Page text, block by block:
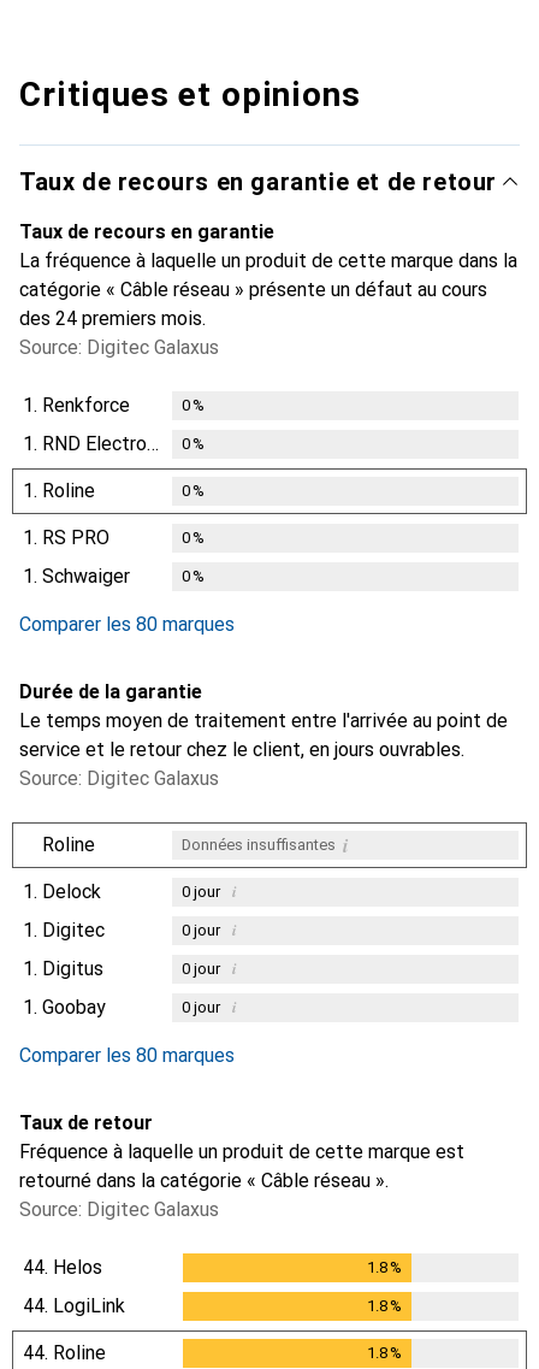
Critiques et opinions
Taux de recours en garantie et de retour
Taux de recours en garantie
La fréquence à laquelle un produit de cette marque dans la
catégorie « Câble réseau » présente un défaut au cours
des 24 premiers mois.
Source: Digitec Galaxus
1. Renkforce 0%
1. RND Electronics 0%
1. Roline 0%
1. RS PRO 0%
1. Schwaiger 0%
Comparer les 80 marques
Durée de la garantie
Le temps moyen de traitement entre l'arrivée au point de
service et le retour chez le client, en jours ouvrables.
Source: Digitec Galaxus
Roline Données insuffisantes i
1. Delock 0jour i
1. Digitec 0jour i
1. Digitus 0jour i
1. Goobay 0jour i
Comparer les 80 marques
Taux de retour
Fréquence à laquelle un produit de cette marque est
retourné dans la catégorie « Câble réseau ».
Source: Digitec Galaxus
44. Helos 1.8%
44. LogiLink 1.8%
44. Roline 1.8%